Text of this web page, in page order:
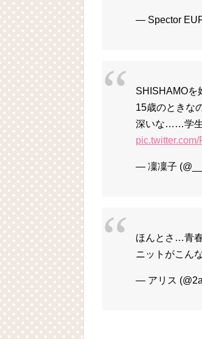
— Spector
SHISHAMOを
15歳のときな
深いな……学生
— 凜凜子
ほんとさ…青
ニットがこん
— アリス